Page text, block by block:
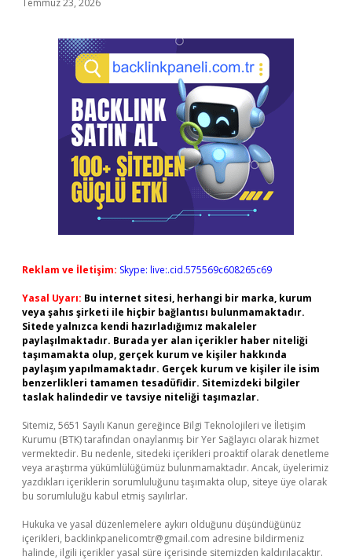
Temmuz 23, 2026
Reklam ve İletişim: Skype: live:.cid.575569c608265c69
Yasal Uyarı: Bu internet sitesi, herhangi bir marka, kurum
veya şahıs şirketi ile hiçbir bağlantısı bulunmamaktadır.
Sitede yalnızca kendi hazırladığımız makaleler
paylaşılmaktadır. Burada yer alan içerikler haber niteliği
taşımamakta olup, gerçek kurum ve kişiler hakkında
paylaşım yapılmamaktadır. Gerçek kurum ve kişiler ile isim
benzerlikleri tamamen tesadüfidir. Sitemizdeki bilgiler
taslak halindedir ve tavsiye niteliği taşımazlar.
Sitemiz, 5651 Sayılı Kanun gereğince Bilgi Teknolojileri ve İletişim
Kurumu (BTK) tarafından onaylanmış bir Yer Sağlayıcı olarak hizmet
vermektedir. Bu nedenle, sitedeki içerikleri proaktif olarak denetleme
veya araştırma yükümlülüğümüz bulunmamaktadır. Ancak, üyelerimiz
yazdıkları içeriklerin sorumluluğunu taşımakta olup, siteye üye olarak
bu sorumluluğu kabul etmiş sayılırlar.
Hukuka ve yasal düzenlemelere aykırı olduğunu düşündüğünüz
içerikleri, backlinkpanelicomtr@gmail.com adresine bildirmeniz
halinde, ilgili içerikler yasal süre içerisinde sitemizden kaldırılacaktır.